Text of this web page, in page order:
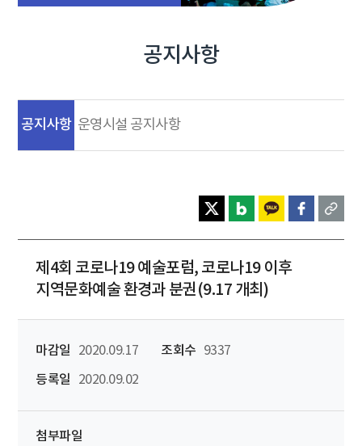
공지사항
공지사항 운영시설 공지사항
제4회 코로나19 예술포럼, 코로나19 이후
지역문화예술 환경과 분권(9.17 개최)
마감일 2020.09.17 조회수
9337
등록일
2020.09.02
첨부파일